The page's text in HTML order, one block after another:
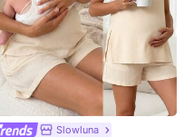
Slowluna
Slowluna Conjunto de 2 piezas de maternidad con top de lactancia de cuello redondo de unicolor y pantalones largos de cintura ajustable, casual para uso diario
22.290
Slowluna